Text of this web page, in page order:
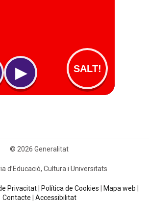
© 2026 Generalitat
d’Educació, Cultura i Universitats
Privacitat| Política de Cookies Mapa web
Contacte
Accessibilitat